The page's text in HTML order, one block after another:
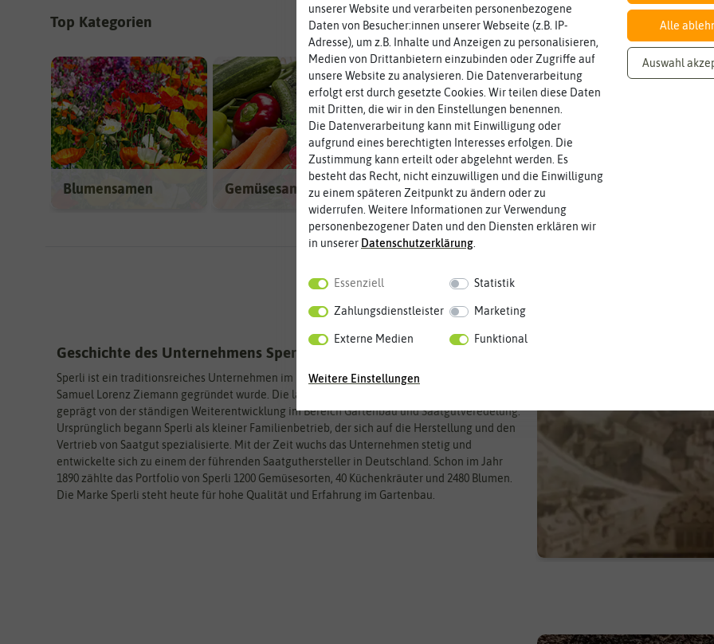
Top Kategorien
Blumensamen Gemüsesamen Kräutersamen Anzuchtsets
Geschichte des Unternehmens Sperli
Sperli ist ein traditionsreiches Unternehmen im Bereich Saatgut, das 1788 in Deutschland von
Samuel Lorenz Ziemann gegründet wurde. Die lange Geschichte des Unternehmens ist
geprägt von der ständigen Weiterentwicklung im Bereich Gartenbau und Saatgutveredelung.
Ursprünglich begann Sperli als kleiner Familienbetrieb, der sich auf die Herstellung und den
Vertrieb von Saatgut spezialisierte. Mit der Zeit wuchs das Unternehmen stetig und
entwickelte sich zu einem der führenden Saatguthersteller in Deutschland. Schon im Jahr
1890 zählte das Portfolio von Sperli 1200 Gemüsesorten, 40 Küchenkräuter und 2480 Blumen.
Die Marke Sperli steht heute für hohe Qualität und Erfahrung im Gartenbau.
unserer Website und verarbeiten personenbezogene
Daten von Besucher:innen unserer Webseite (z.B. IP-
Adresse), um z.B. Inhalte und Anzeigen zu personalisieren,
Medien von Drittanbietern einzubinden oder Zugriffe auf
unsere Website zu analysieren. Die Datenverarbeitung
erfolgt erst durch gesetzte Cookies. Wir teilen diese Daten
mit Dritten, die wir in den Einstellungen benennen.
Die Datenverarbeitung kann mit Einwilligung oder
aufgrund eines berechtigten Interesses erfolgen. Die
Zustimmung kann erteilt oder abgelehnt werden. Es
besteht das Recht, nicht einzuwilligen und die Einwilligung
zu einem späteren Zeitpunkt zu ändern oder zu
widerrufen. Weitere Informationen zur Verwendung
personenbezogener Daten und den Diensten erklären wir
in unserer Daten­schutz­erklärung.
Essenziell Statistik
Zahlungsdienstleister Marketing
Externe Medien Funktional
Weitere Einstellungen
Alle
Auswahl